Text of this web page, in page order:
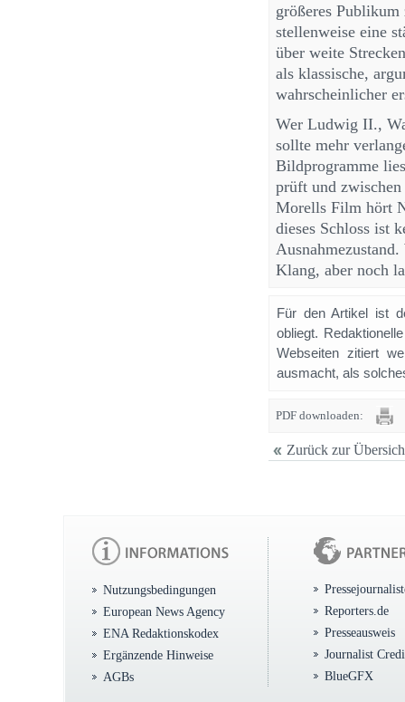
größeres Publikum
stellenweise eine
über weite
als klassische,
wahrscheinlicher
Wer Ludwig II.,
sollte mehr
Bildprogramme
prüft und
Morells Film hört
dieses Schloss ist
Klang, aber noch
Für den Artikel ist
obliegt.
Webseiten zitiert
ausmacht, als
PDF downloaden:
Zurück zur
Nutzungsbedingungen
European News Agency
ENA Redaktionskodex
Ergänzende Hinweise
AGBs
Reporters.de
Presseausweis
Journalist
BlueGFX